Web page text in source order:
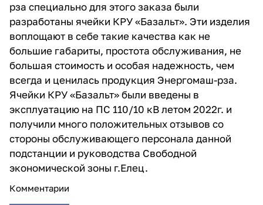
рза специально для этого заказа были
разработаны ячейки КРУ «Базальт». Эти изделия
воплощают в себе такие качества как не
большие габариты, простота обслуживания, не
большая стоимость и особая надежность, чем
всегда и ценилась продукция Энергомаш-рза.
Ячейки КРУ «Базальт» были введены в
эксплуатацию на ПС 110/10 кВ летом 2022г. и
получили много положительных отзывов со
стороны обслуживающего персонала данной
подстанции и руководства Свободной
экономической зоны г.Елец.
Комментарии